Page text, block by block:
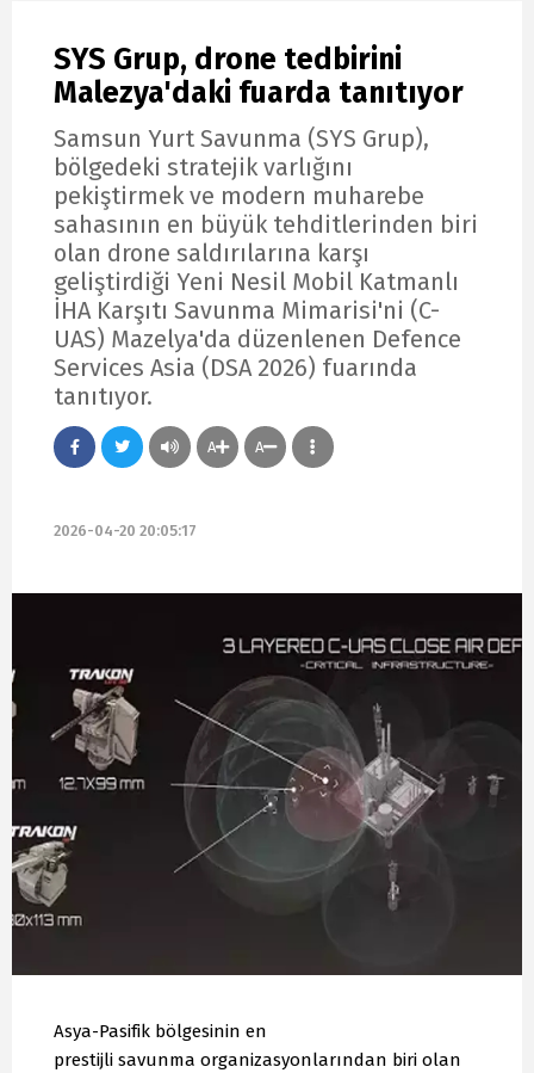
SYS Grup, drone tedbirini
Malezya'daki fuarda tanıtıyor
Samsun Yurt Savunma (SYS Grup),
bölgedeki stratejik varlığını
pekiştirmek ve modern muharebe
sahasının en büyük tehditlerinden biri
olan drone saldırılarına karşı
geliştirdiği Yeni Nesil Mobil Katmanlı
İHA Karşıtı Savunma Mimarisi'ni (C-
UAS) Mazelya'da düzenlenen Defence
Services Asia (DSA 2026) fuarında
tanıtıyor.
A A
2026-04-20 20:05:17
Asya-Pasifik bölgesinin en
prestijli savunma organizasyonlarından biri olan